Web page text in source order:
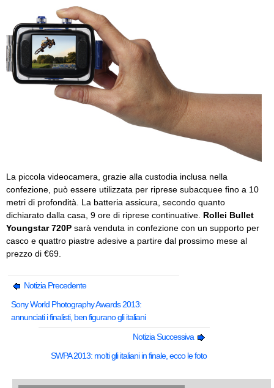
La piccola videocamera, grazie alla custodia inclusa nella
confezione, può essere utilizzata per riprese subacquee fino a 10
metri di profondità. La batteria assicura, secondo quanto
dichiarato dalla casa, 9 ore di riprese continuative. Rollei Bullet
Youngstar 720P sarà venduta in confezione con un supporto per
casco e quattro piastre adesive a partire dal prossimo mese al
prezzo di €69.
Notizia Precedente
Sony World Photography Awards 2013:
annunciati i finalisti, ben figurano gli italiani
Notizia Successiva
SWPA 2013: molti gli italiani in finale, ecco le foto